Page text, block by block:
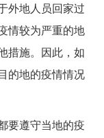
外地人员回家过
情较为严重的地
措施。因此，如
的地的疫情情况
要遵守当地的疫